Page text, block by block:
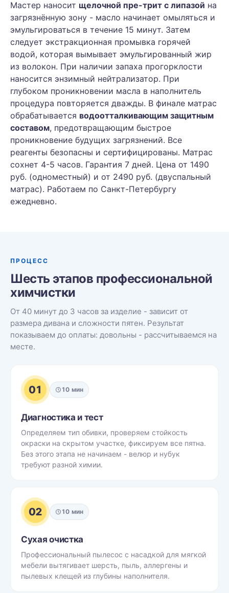
Мастер наносит щелочной пре-трит с липазой на
загрязнённую зону - масло начинает омыляться и
эмульгироваться в течение 15 минут. Затем
следует экстракционная промывка горячей
водой, которая вымывает эмульгированный жир
из волокон. При наличии запаха прогорклости
наносится энзимный нейтрализатор. При
глубоком проникновении масла в наполнитель
процедура повторяется дважды. В финале матрас
обрабатывается водоотталкивающим защитным
составом, предотвращающим быстрое
проникновение будущих загрязнений. Все
реагенты безопасны и сертифицированы. Матрас
сохнет 4-5 часов. Гарантия 7 дней. Цена от 1490
руб. (одноместный) и от 2490 руб. (двуспальный
матрас). Работаем по Санкт-Петербургу
ежедневно.
ПРОЦЕСС
Шесть этапов профессиональной
химчистки
От 40 минут до 3 часов за изделие - зависит от
размера дивана и сложности пятен. Результат
показываем до оплаты: довольны - рассчитываемся на
месте.
01 10 мин
Диагностика и тест
Определяем тип обивки, проверяем стойкость
окраски на скрытом участке, фиксируем все пятна.
Без этого этапа не начинаем - велюр и нубук
требуют разной химии.
02 10 мин
Сухая очистка
Профессиональный пылесос с насадкой для мягкой
мебели вытягивает шерсть, пыль, аллергены и
пылевых клещей из глубины наполнителя.